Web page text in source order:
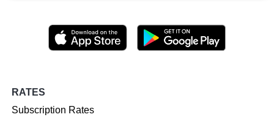
RATES
Subscription Rates